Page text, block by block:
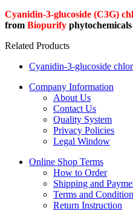
Cyanidin-3-glucoside (C3G)
from Biopurify
Related Products
Cyanidin-3-glucoside
Company Information
About Us
Contact Us
Quality System
Privacy Policies
Legal Window
Online Shop Terms
How to Order
Shipping and
Terms and
Return Instruction